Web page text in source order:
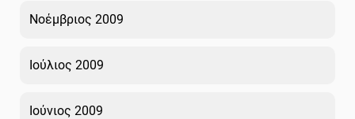
Νοέμβριος 2009
Ιούλιος 2009
Ιούνιος 2009